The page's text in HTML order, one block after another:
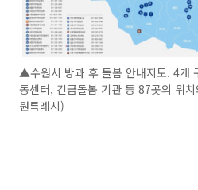
▲수원시 방과 후 돌봄 안내지도. 4개
동센터, 긴급돌봄 기관 등 87곳의 위
원특례시)